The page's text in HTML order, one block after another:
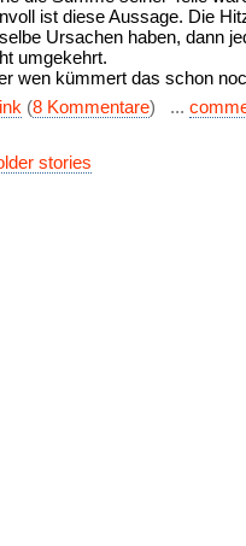
ist diese Aussage. Die
Ursachen haben, dann
umgekehrt.
wen kümmert das schon
(8 Kommentare) ...
stories